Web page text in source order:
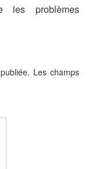
les problèmes
Les champs